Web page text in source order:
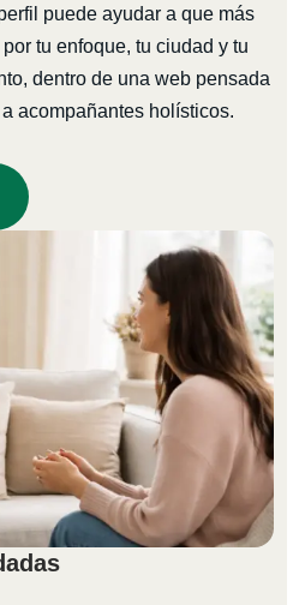
puede ayudar a que más
tu enfoque, tu ciudad y tu
dentro de una web pensada
acompañantes holísticos.